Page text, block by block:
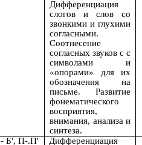
Дифференциация
слогов и слов со
звонкими и глухими
согласными.
Соотнесение
согласных звуков с с
символами и
«опорами» для их
обозначения на
письме. Развитие
фонематического
восприятия,
внимания, анализа и
синтеза.
Б', П-.П'
Дифференциация